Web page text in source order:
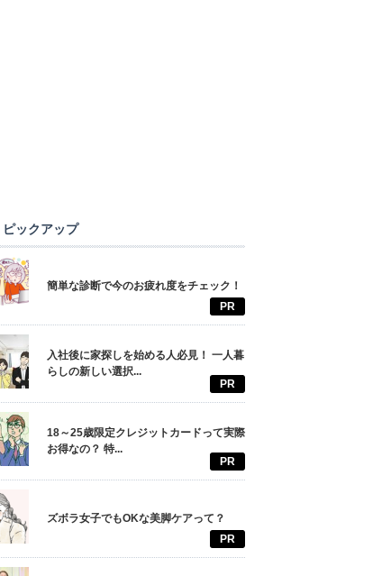
ピックアップ
簡単な診断で今のお疲れ度をチェック！
PR
入社後に家探しを始める人必見！ 一人暮
らしの新しい選択...
PR
18～25歳限定クレジットカードって実際
お得なの？ 特...
PR
ズボラ女子でもOKな美脚ケアって？
PR